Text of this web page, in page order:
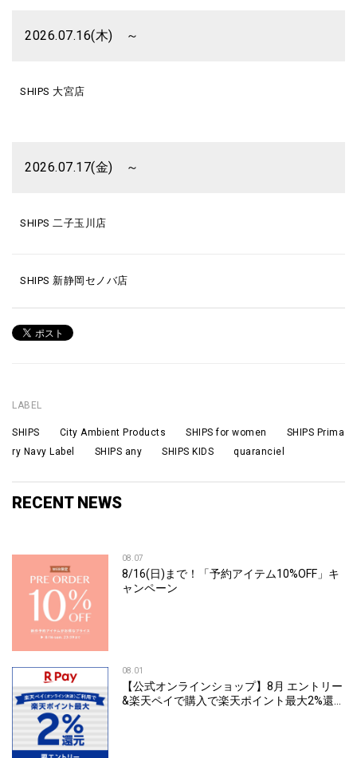
2026.07.16(木) ～
SHIPS 大宮店
2026.07.17(金) ～
SHIPS 二子玉川店
SHIPS 新静岡セノバ店
LABEL
SHIPS City Ambient Products SHIPS for women SHIPS Prima
ry Navy Label SHIPS any SHIPS KIDS quaranciel
RECENT NEWS
08.07
8/16(日)まで！「予約アイテム10%OFF」キ
ャンペーン
08.01
【公式オンラインショップ】8月 エントリー
&楽天ペイで購入で楽天ポイント最大2%還元